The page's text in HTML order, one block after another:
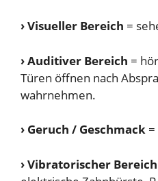
›Visueller Bereich =
›Auditiver Bereich =
Türen öffnen nach
wahrnehmen.
› Geruch / Geschmack
›Vibratorischer Bereich